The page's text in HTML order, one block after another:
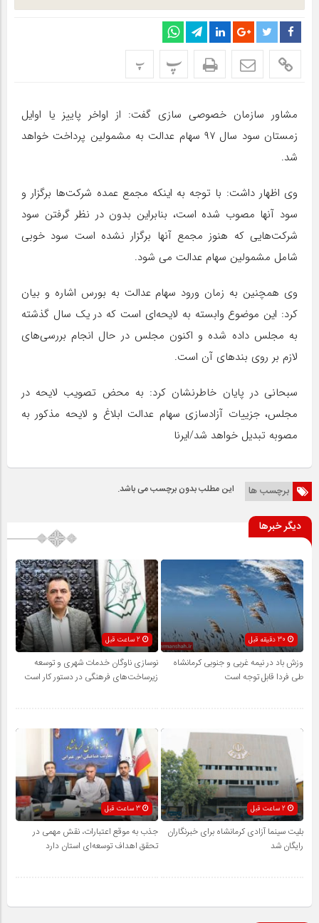
پ پ
مشاور سازمان خصوصی سازی گفت: از اواخر پاییز یا اوایل
زمستان سود سال ۹۷ سهام عدالت به مشمولین پرداخت خواهد
شد.
وی اظهار داشت: با توجه به اینکه مجمع عمده شرکت‌ها برگزار و
سود آنها مصوب شده است، بنابراین بدون در نظر گرفتن سود
شرکت‌هایی که هنوز مجمع آنها برگزار نشده است سود خوبی
شامل مشمولین سهام عدالت می شود.
وی همچنین به زمان ورود سهام عدالت به بورس اشاره و بیان
کرد: این موضوع وابسته به لایحه‌ای است که در یک سال گذشته
به مجلس داده شده و اکنون مجلس در حال انجام بررسی‌های
لازم بر روی بندهای آن است.
سبحانی در پایان خاطرنشان کرد: به محض تصویب لایحه در
مجلس، جزییات آزادسازی سهام عدالت ابلاغ و لایحه مذکور به
مصوبه تبدیل خواهد شد/ایرنا
برچسب ها این مطلب بدون برچسب می باشد.
دیگر خبرها
وزش باد در نیمه غربی و جنوبی کرمانشاه
طی فردا قابل توجه است
نوسازی ناوگان خدمات شهری و توسعه
زیرساخت‌های فرهنگی در دستور کار است
2 ساعت قبل
بلیت سینما آزادی کرمانشاه برای خبرنگاران
رایگان شد
جذب به موقع اعتبارات، نقش مهمی در
تحقق اهداف توسعه‌ای استان دارد